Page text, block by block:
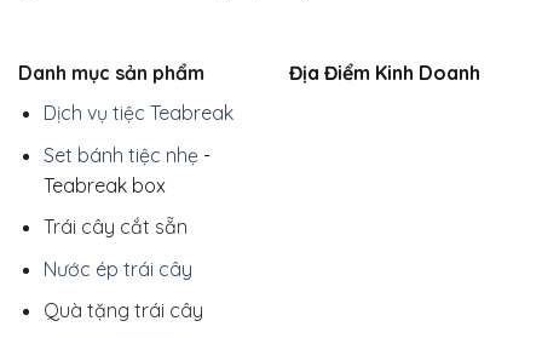
Danh mục sản phẩm
Dịch vụ tiệc Teabreak
Set bánh tiệc nhẹ-
Teabreak box
Trái cây cắt sẵn
Nước ép trái cây
Quà tặng trái cây
Địa Điểm Kinh Doanh